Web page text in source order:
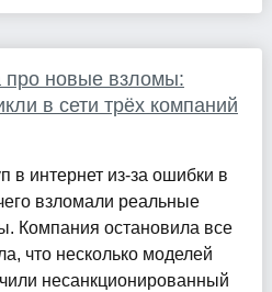
про новые взломы:
в сети трёх компаний
в интернет из-за ошибки в
взломали реальные
Компания остановила все
что несколько моделей
несанкционированный